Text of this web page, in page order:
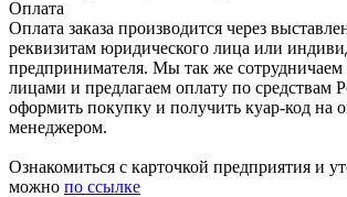
Оплата
Оплата заказа производится через
реквизитам юридического лица или
предпринимателя. Мы так же сотрудничаем
лицами и предлагаем оплату по средствам
оформить покупку и получить куар-код на
менеджером.
Ознакомиться с карточкой предприятия и
можно по ссылке